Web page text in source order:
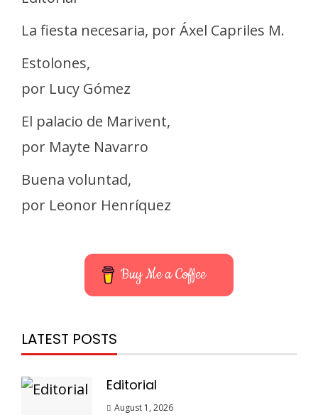
La fiesta necesaria, por Áxel Capriles M.
Estolones,
por Lucy Gómez
El palacio de Marivent,
por Mayte Navarro
Buena voluntad,
por Leonor Henríquez
Buy Me a Coffee
LATEST POSTS
Editorial
August 1, 2026